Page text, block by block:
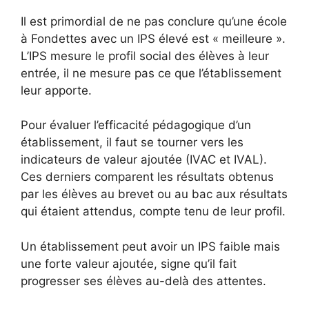
Il est primordial de ne pas conclure qu’une école
à Fondettes avec un IPS élevé est « meilleure ».
L’IPS mesure le profil social des élèves à leur
entrée, il ne mesure pas ce que l’établissement
leur apporte.
Pour évaluer l’efficacité pédagogique d’un
établissement, il faut se tourner vers les
indicateurs de valeur ajoutée (IVAC et IVAL).
Ces derniers comparent les résultats obtenus
par les élèves au brevet ou au bac aux résultats
qui étaient attendus, compte tenu de leur profil.
Un établissement peut avoir un IPS faible mais
une forte valeur ajoutée, signe qu’il fait
progresser ses élèves au-delà des attentes.